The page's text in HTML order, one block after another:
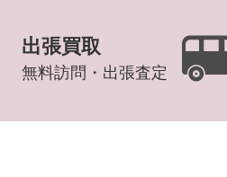
出張買取
無料訪問・出張査定